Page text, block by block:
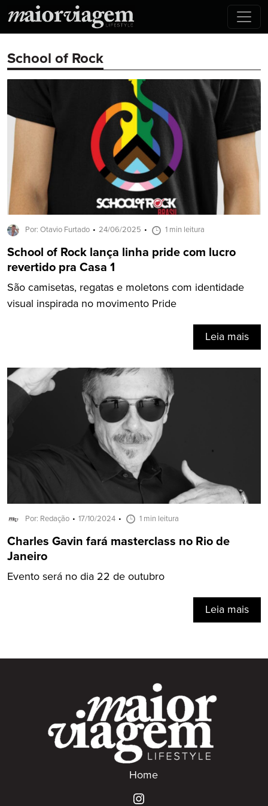
School of Rock
Por: Otavio Furtado 24/06/2025 1 min leitura
School of Rock lança linha pride com lucro
revertido pra Casa 1
São camisetas, regatas e moletons com identidade
visual inspirada no movimento Pride
Leia mais
Por: Redação 17/10/2024 1 min leitura
Charles Gavin fará masterclass no Rio de
Janeiro
Evento será no dia 22 de outubro
Leia mais
Home